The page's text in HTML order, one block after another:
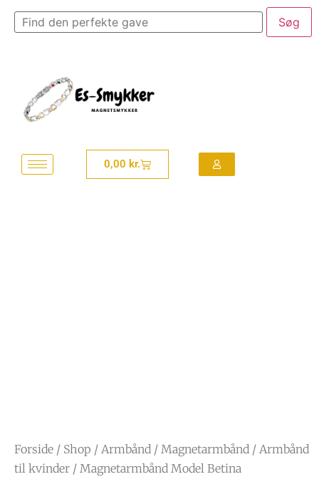
0,00 kr.
Forside / Shop / Armbånd / Magnetarmbånd / Armbånd
til kvinder / Magnetarmbånd Model Betina